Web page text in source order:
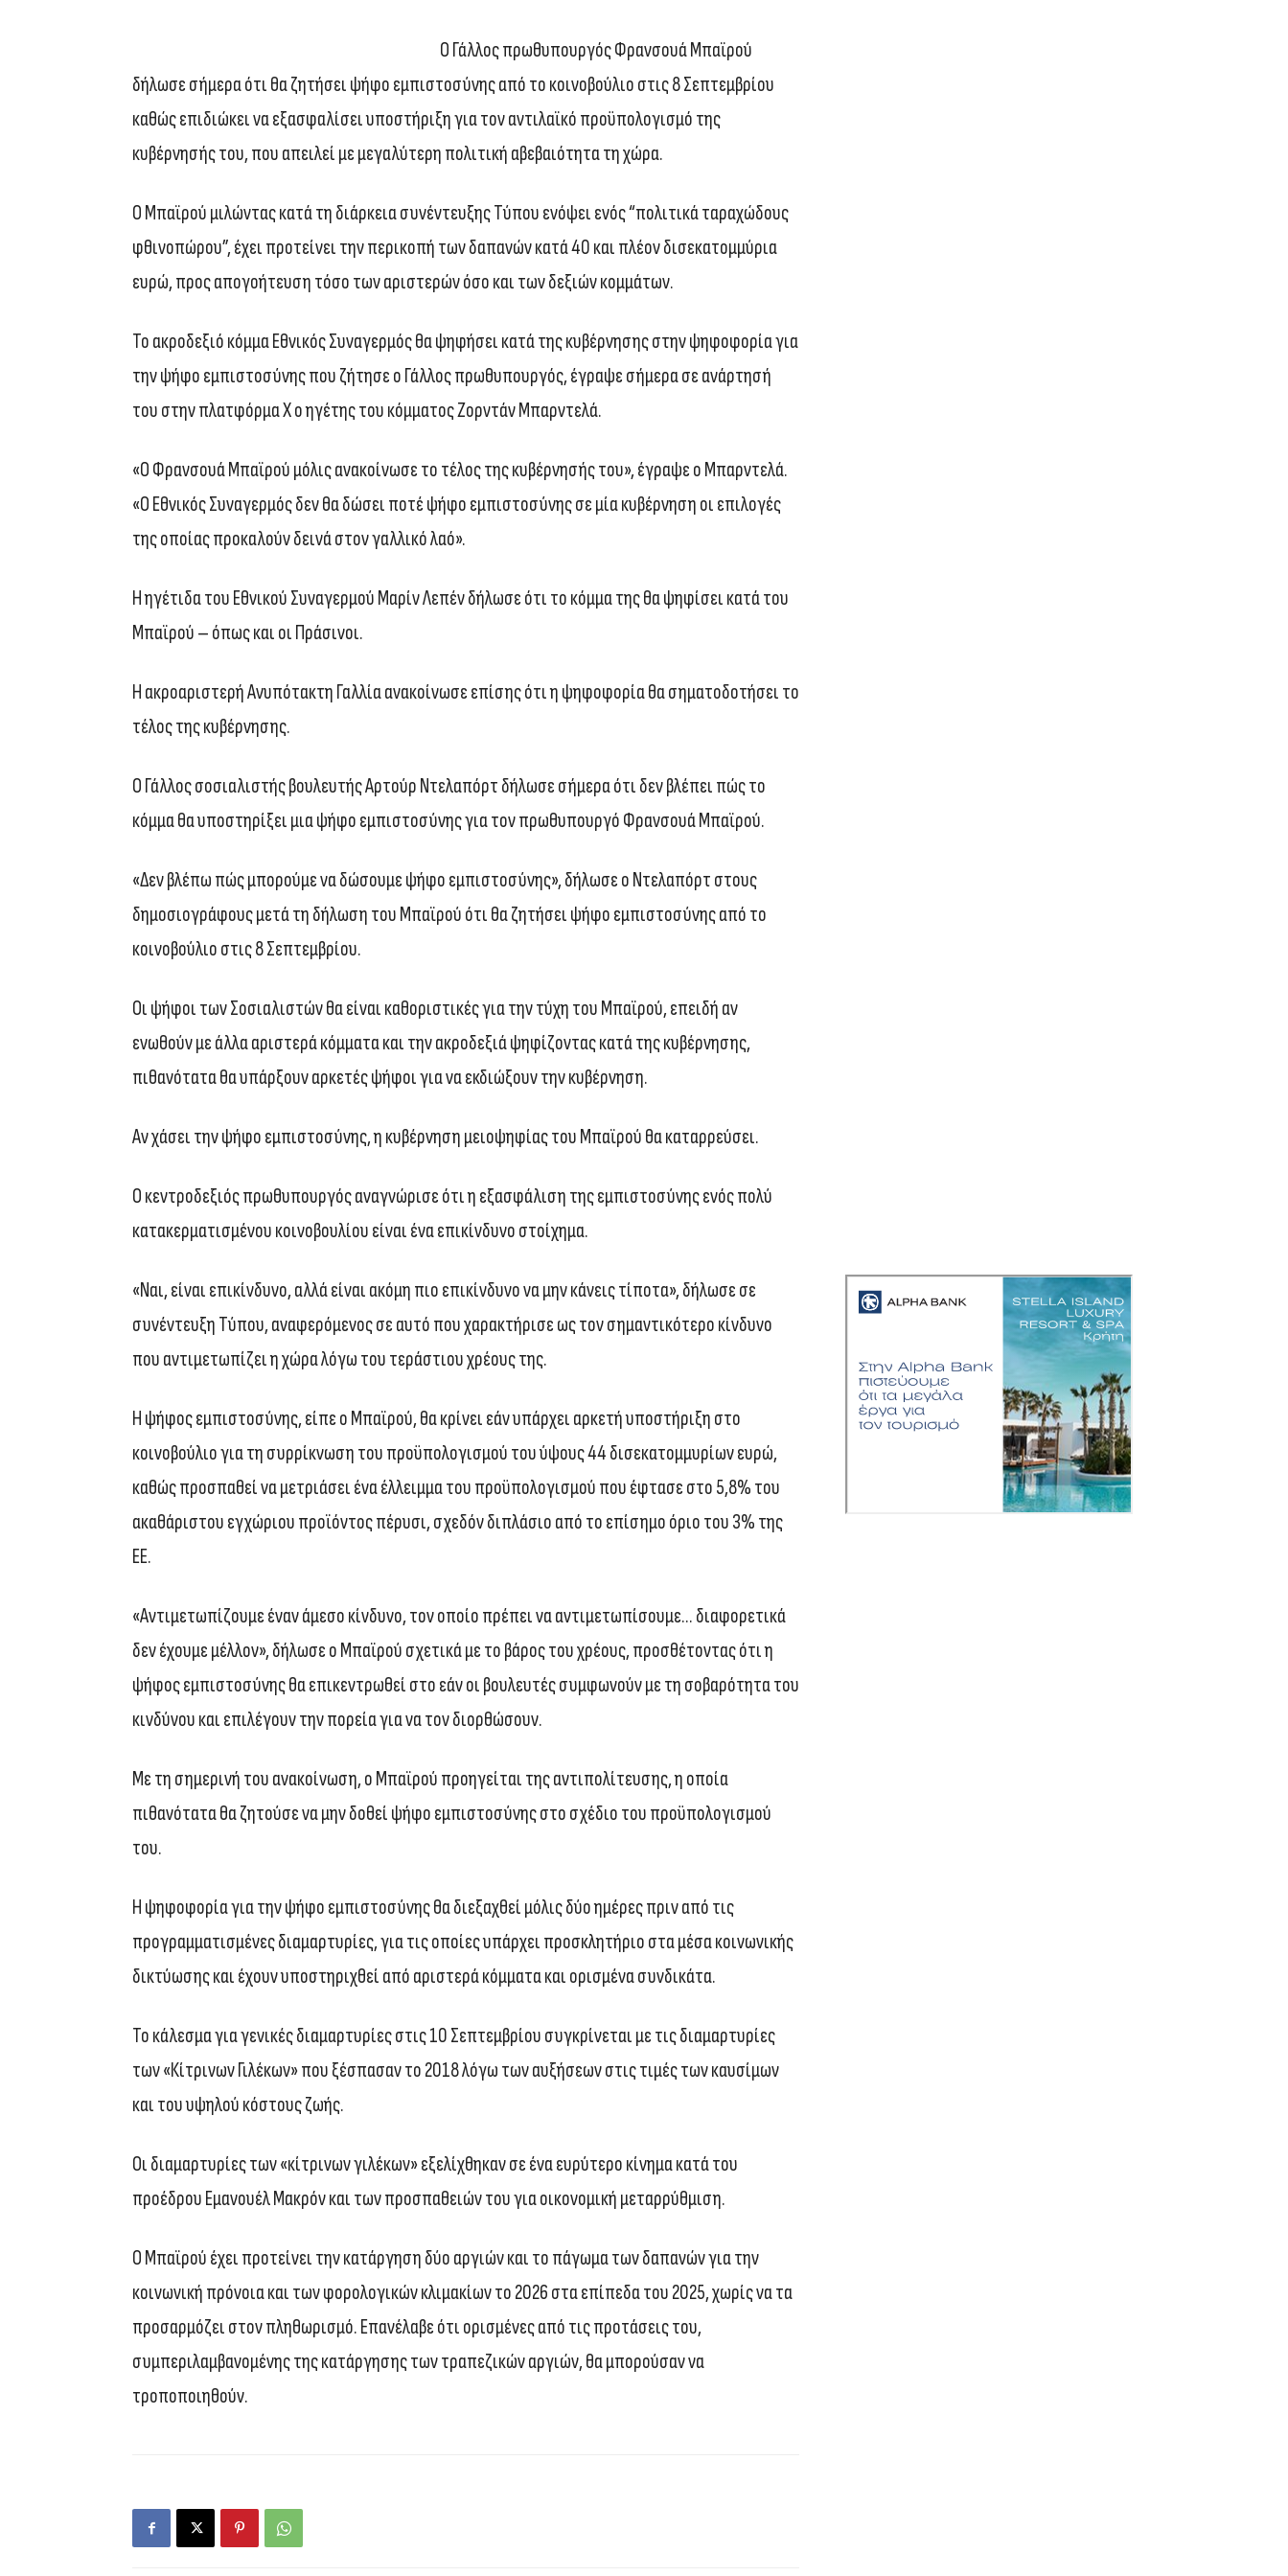
Ο Γάλλος πρωθυπουργός Φρανσουά Μπαϊρού
δήλωσε σήμερα ότι θα ζητήσει ψήφο εμπιστοσύνης από το κοινοβούλιο στις 8 Σεπτεμβρίου
καθώς επιδιώκει να εξασφαλίσει υποστήριξη για τον αντιλαϊκό προϋπολογισμό της
κυβέρνησής του, που απειλεί με μεγαλύτερη πολιτική αβεβαιότητα τη χώρα.
Ο Μπαϊρού μιλώντας κατά τη διάρκεια συνέντευξης Τύπου ενόψει ενός “πολιτικά ταραχώδους
φθινοπώρου”, έχει προτείνει την περικοπή των δαπανών κατά 40 και πλέον δισεκατομμύρια
ευρώ, προς απογοήτευση τόσο των αριστερών όσο και των δεξιών κομμάτων.
Το ακροδεξιό κόμμα Εθνικός Συναγερμός θα ψηφήσει κατά της κυβέρνησης στην ψηφοφορία για
την ψήφο εμπιστοσύνης που ζήτησε ο Γάλλος πρωθυπουργός, έγραψε σήμερα σε ανάρτησή
του στην πλατφόρμα Χ ο ηγέτης του κόμματος Ζορντάν Μπαρντελά.
«Ο Φρανσουά Μπαϊρού μόλις ανακοίνωσε το τέλος της κυβέρνησής του», έγραψε ο Μπαρντελά.
«Ο Εθνικός Συναγερμός δεν θα δώσει ποτέ ψήφο εμπιστοσύνης σε μία κυβέρνηση οι επιλογές
της οποίας προκαλούν δεινά στον γαλλικό λαό».
Η ηγέτιδα του Εθνικού Συναγερμού Μαρίν Λεπέν δήλωσε ότι το κόμμα της θα ψηφίσει κατά του
Μπαϊρού – όπως και οι Πράσινοι.
Η ακροαριστερή Ανυπότακτη Γαλλία ανακοίνωσε επίσης ότι η ψηφοφορία θα σηματοδοτήσει το
τέλος της κυβέρνησης.
O Γάλλος σοσιαλιστής βουλευτής Αρτούρ Ντελαπόρτ δήλωσε σήμερα ότι δεν βλέπει πώς το
κόμμα θα υποστηρίξει μια ψήφο εμπιστοσύνης για τον πρωθυπουργό Φρανσουά Μπαϊρού.
«Δεν βλέπω πώς μπορούμε να δώσουμε ψήφο εμπιστοσύνης», δήλωσε ο Ντελαπόρτ στους
δημοσιογράφους μετά τη δήλωση του Μπαϊρού ότι θα ζητήσει ψήφο εμπιστοσύνης από το
κοινοβούλιο στις 8 Σεπτεμβρίου.
Οι ψήφοι των Σοσιαλιστών θα είναι καθοριστικές για την τύχη του Μπαϊρού, επειδή αν
ενωθούν με άλλα αριστερά κόμματα και την ακροδεξιά ψηφίζοντας κατά της κυβέρνησης,
πιθανότατα θα υπάρξουν αρκετές ψήφοι για να εκδιώξουν την κυβέρνηση.
Αν χάσει την ψήφο εμπιστοσύνης, η κυβέρνηση μειοψηφίας του Μπαϊρού θα καταρρεύσει.
Ο κεντροδεξιός πρωθυπουργός αναγνώρισε ότι η εξασφάλιση της εμπιστοσύνης ενός πολύ
κατακερματισμένου κοινοβουλίου είναι ένα επικίνδυνο στοίχημα.
«Ναι, είναι επικίνδυνο, αλλά είναι ακόμη πιο επικίνδυνο να μην κάνεις τίποτα», δήλωσε σε
συνέντευξη Τύπου, αναφερόμενος σε αυτό που χαρακτήρισε ως τον σημαντικότερο κίνδυνο
που αντιμετωπίζει η χώρα λόγω του τεράστιου χρέους της.
Η ψήφος εμπιστοσύνης, είπε ο Μπαϊρού, θα κρίνει εάν υπάρχει αρκετή υποστήριξη στο
κοινοβούλιο για τη συρρίκνωση του προϋπολογισμού του ύψους 44 δισεκατομμυρίων ευρώ,
καθώς προσπαθεί να μετριάσει ένα έλλειμμα του προϋπολογισμού που έφτασε στο 5,8% του
ακαθάριστου εγχώριου προϊόντος πέρυσι, σχεδόν διπλάσιο από το επίσημο όριο του 3% της
ΕΕ.
«Αντιμετωπίζουμε έναν άμεσο κίνδυνο, τον οποίο πρέπει να αντιμετωπίσουμε… διαφορετικά
δεν έχουμε μέλλον», δήλωσε ο Μπαϊρού σχετικά με το βάρος του χρέους, προσθέτοντας ότι η
ψήφος εμπιστοσύνης θα επικεντρωθεί στο εάν οι βουλευτές συμφωνούν με τη σοβαρότητα του
κινδύνου και επιλέγουν την πορεία για να τον διορθώσουν.
Με τη σημερινή του ανακοίνωση, ο Μπαϊρού προηγείται της αντιπολίτευσης, η οποία
πιθανότατα θα ζητούσε να μην δοθεί ψήφο εμπιστοσύνης στο σχέδιο του προϋπολογισμού
του.
Η ψηφοφορία για την ψήφο εμπιστοσύνης θα διεξαχθεί μόλις δύο ημέρες πριν από τις
προγραμματισμένες διαμαρτυρίες, για τις οποίες υπάρχει προσκλητήριο στα μέσα κοινωνικής
δικτύωσης και έχουν υποστηριχθεί από αριστερά κόμματα και ορισμένα συνδικάτα.
Το κάλεσμα για γενικές διαμαρτυρίες στις 10 Σεπτεμβρίου συγκρίνεται με τις διαμαρτυρίες
των «Κίτρινων Γιλέκων» που ξέσπασαν το 2018 λόγω των αυξήσεων στις τιμές των καυσίμων
και του υψηλού κόστους ζωής.
Οι διαμαρτυρίες των «κίτρινων γιλέκων» εξελίχθηκαν σε ένα ευρύτερο κίνημα κατά του
προέδρου Εμανουέλ Μακρόν και των προσπαθειών του για οικονομική μεταρρύθμιση.
Ο Μπαϊρού έχει προτείνει την κατάργηση δύο αργιών και το πάγωμα των δαπανών για την
κοινωνική πρόνοια και των φορολογικών κλιμακίων το 2026 στα επίπεδα του 2025, χωρίς να τα
προσαρμόζει στον πληθωρισμό. Επανέλαβε ότι ορισμένες από τις προτάσεις του,
συμπεριλαμβανομένης της κατάργησης των τραπεζικών αργιών, θα μπορούσαν να
τροποποιηθούν.